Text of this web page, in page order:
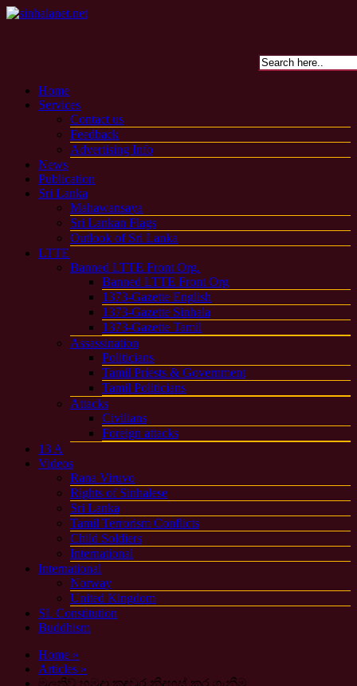
Home
Services
Contact us
Feedback
Advertising Info
News
Publication
Sri Lanka
Mahawansaya
Sri Lankan Flags
Outlook of Sri Lanka
LTTE
Banned LTTE Front Org.
Banned LTTE Front Org
1373-Gazette English
1373-Gazette Sinhala
1373-Gazette Tamil
Assassination
Politicians
Tamil Priests & Government
Tamil Politicians
Attacks
Civilians
Foreign attacks
13 A
Videos
Rana Viruvo
Rights of Sinhalese
Sri Lanka
Tamil Terrorism Conflicts
Child Soldiers
International
International
Norway
United Kingdom
SL Constitution
Buddhism
Home »
Articles »
මුලතිව් හමුදා කඳවුර නිදහස් කර ගැනීම